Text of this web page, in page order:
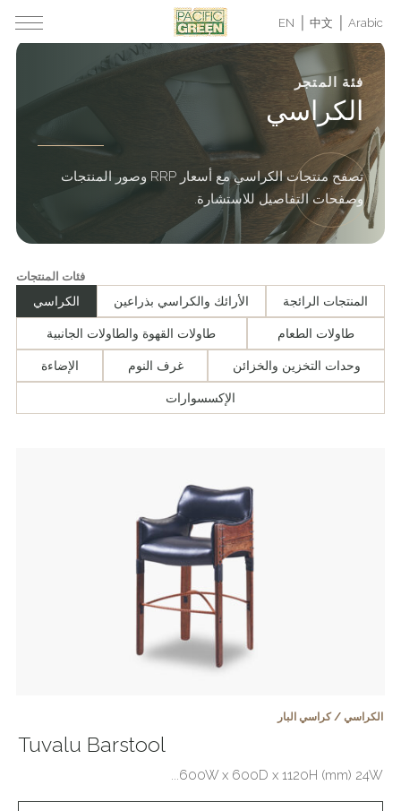
EN 中文 Arabic
فئة المتجر
الكراسي
تصفح منتجات الكراسي مع أسعار RRP وصور المنتجات
وصفحات التفاصيل للاستشارة.
فئات المنتجات
المنتجات الرائجة الأرائك والكراسي بذراعين الكراسي
طاولات الطعام طاولات القهوة والطاولات الجانبية
وحدات التخزين والخزائن غرف النوم الإضاءة
الإكسسوارات
الكراسي / كراسي البار
Tuvalu Barstool
600W x 600D x 1120H (mm) 24W...